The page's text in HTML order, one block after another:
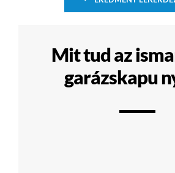
Mit tud az
garázskapu